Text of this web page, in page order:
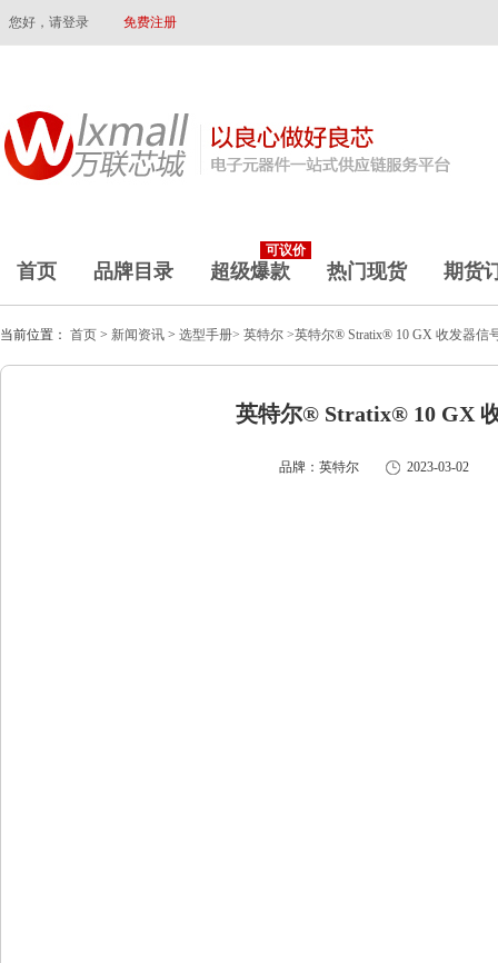
您好，请登录 免费注册
首页 品牌目录
可议价
超级爆款 热门现货 期货
当前位置： 首页 > 新闻资讯 > 选型手册> 英特尔 >英特尔® Stratix® 10 GX 收发器信
英特尔® Stratix® 10 GX
品牌：英特尔 2023-03-02